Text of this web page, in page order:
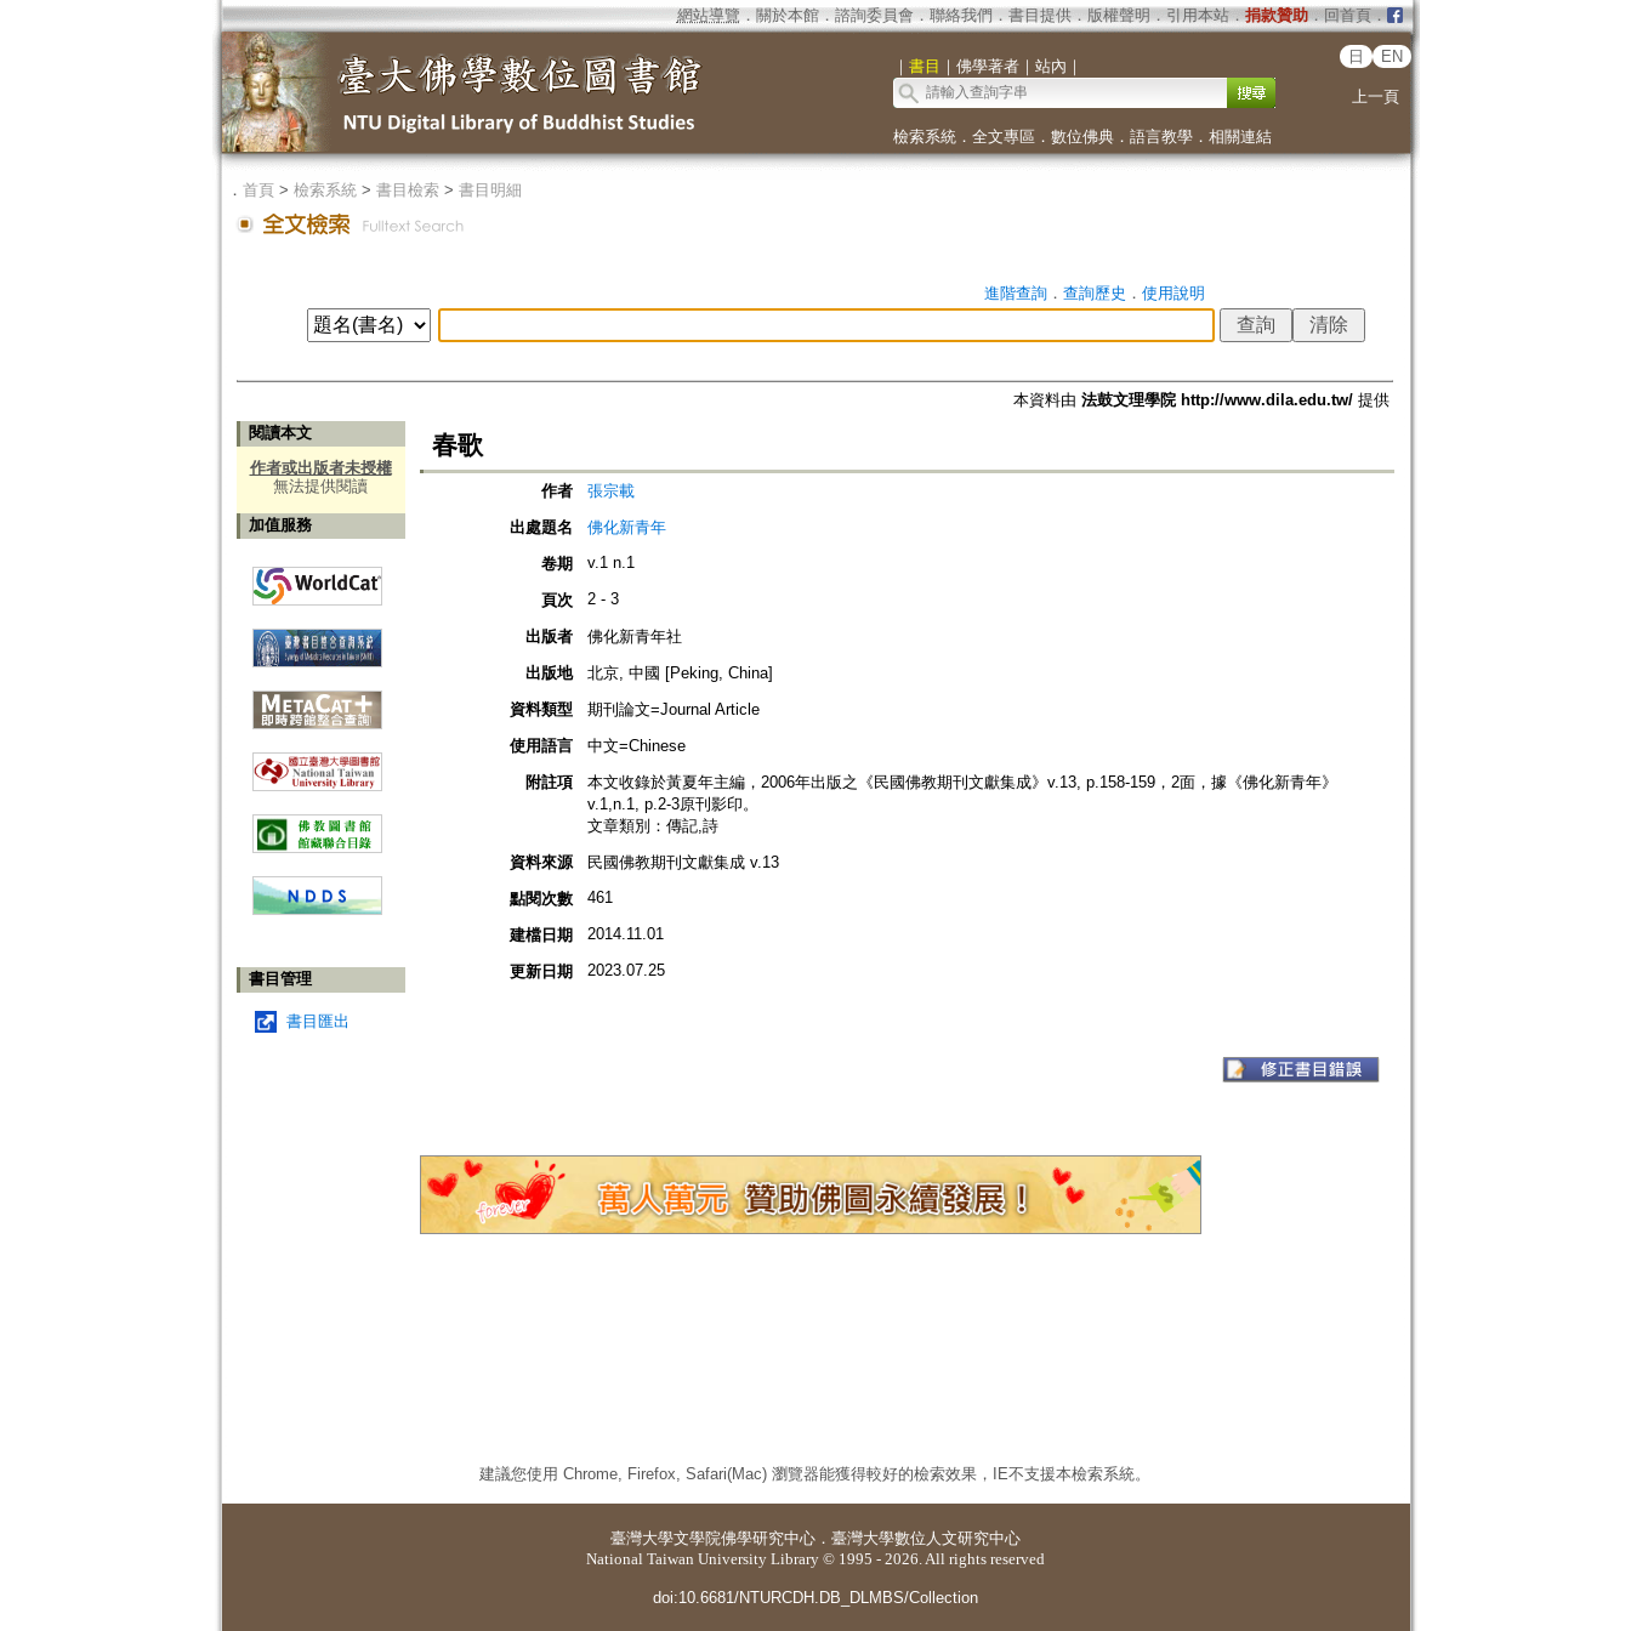
網站導覽 ． 關於本館． 諮詢委員會． 聯絡我們 ． 書目提供． 版權聲明 ． 引用本站． 捐款贊助．回首頁．
｜ 書目 ｜ 佛學著者｜ 站內 ｜
日 EN
上一頁
檢索系統． 全文專區 ． 數位佛典． 語言教學． 相關連結
． 首頁> 檢索系統> 書目檢索> 書目明細
進階查詢． 查詢歷史 ． 使用說明
本資料由 法鼓文理學院 http://www.dila.edu.tw/提供
閱讀本文
作者或出版者未授權
無法提供閱讀
加值服務
書目管理
書目匯出
春歌
作者
張宗載
出處題名
佛化新青年
卷期
v.1 n.1
頁次 2 - 3
出版者
佛化新青年社
出版地
北京, 中國 [Peking, China]
資料類型
期刊論文=Journal Article
使用語言
中文=Chinese
附註項
本文收錄於黃夏年主編，2006年出版之《民國佛教期刊文獻集成》v.13, p.158-159，2面，據《佛化新青年》
v.1,n.1, p.2-3原刊影印。
文章類別：傳記,詩
資料來源
民國佛教期刊文獻集成 v.13
點閱次數
461
建檔日期 2014.11.01
更新日期 2023.07.25
建議您使用 Chrome, Firefox, Safari(Mac) 瀏覽器能獲得較好的檢索效果，IE不支援本檢索系統。
臺灣大學文學院佛學研究中心 ． 臺灣大學數位人文研究中心
National Taiwan University Library © 1995 - 2026. All rights reserved
doi:10.6681/NTURCDH.DB_DLMBS/Collection